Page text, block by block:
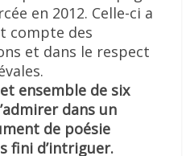
en 2012. Celle-ci a
compte des
et dans le respect
ensemble de six
dans un
de poésie
fini d’intriguer.